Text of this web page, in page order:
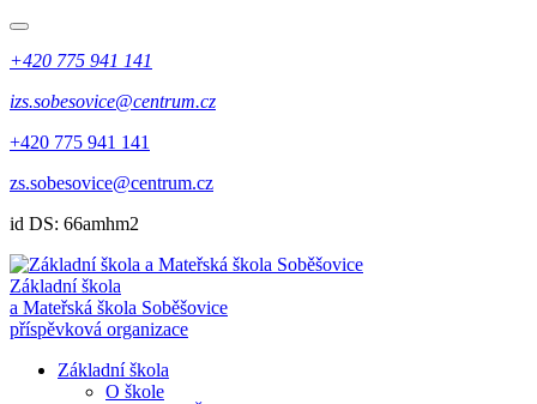
+420 775 941 141
izs.sobesovice@centrum.cz
+420 775 941 141
zs.sobesovice@centrum.cz
id DS: 66amhm2
Základní škola
a Mateřská škola Soběšovice
příspěvková organizace
Základní škola
O škole